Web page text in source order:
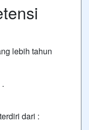
lebih tahun
dari :